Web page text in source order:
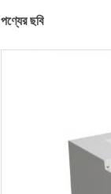
পণ্যের ছবি